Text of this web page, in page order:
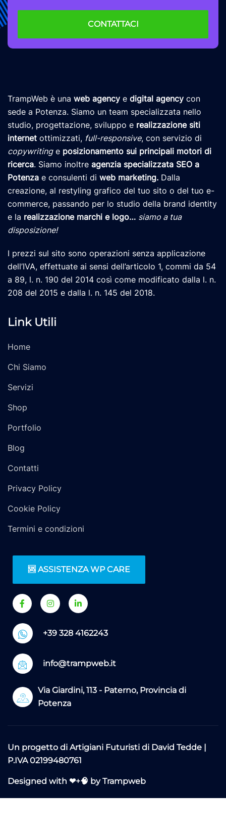
CONTATTACI
TrampWeb è una web agency e digital agency con
sede a Potenza. Siamo un team specializzata nello
studio, progettazione, sviluppo e realizzazione siti
internet ottimizzati, full-responsive, con servizio di
copywritinge posizionamento sui principali motori di
ricerca. Siamo inoltre agenzia specializzata SEO a
Potenza e consulenti di web marketing. Dalla
creazione, al restyling grafico del tuo sito o del tuo e-
commerce, passando per lo studio della brand identity
e la realizzazione marchi e logo… siamo a tua
disposizione!
I prezzi sul sito sono operazioni senza applicazione
dell’IVA, effettuate ai sensi dell’articolo 1, commi da 54
a 89, l. n. 190 del 2014 così come modificato dalla l. n.
208 del 2015 e dalla l. n. 145 del 2018.
Link Utili
Home
Chi Siamo
Servizi
Shop
Portfolio
Blog
Contatti
Privacy Policy
Cookie Policy
Termini e condizioni
🆘 ASSISTENZA WP CARE
+39 328 4162243
info@trampweb.it
Via Giardini, 113 - Paterno, Provincia di
Potenza
Un progetto di Artigiani Futuristi di David Tedde
P.IVA 02199480761
Designed with ❤+🧠 by Trampweb